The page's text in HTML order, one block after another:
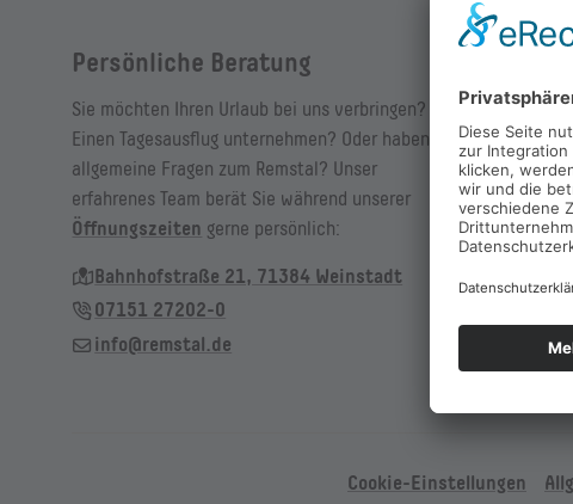
Persönliche Beratung
Sie möchten Ihren Urlaub bei uns verbringen?
Einen Tagesausflug unternehmen? Oder haben
allgemeine Fragen zum Remstal? Unser
erfahrenes Team berät Sie während unserer
Öffnungszeiten gerne persönlich:
Bahnhofstraße 21, 71384 Weinstadt
07151 27202-0
info@remstal.de
Mit
zu
Cookie-Einstellungen